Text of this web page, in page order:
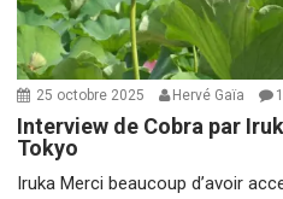
25 octobre 2025 Hervé Gaïa 1
Interview de Cobra par
Tokyo
Iruka Merci beaucoup d’avoir